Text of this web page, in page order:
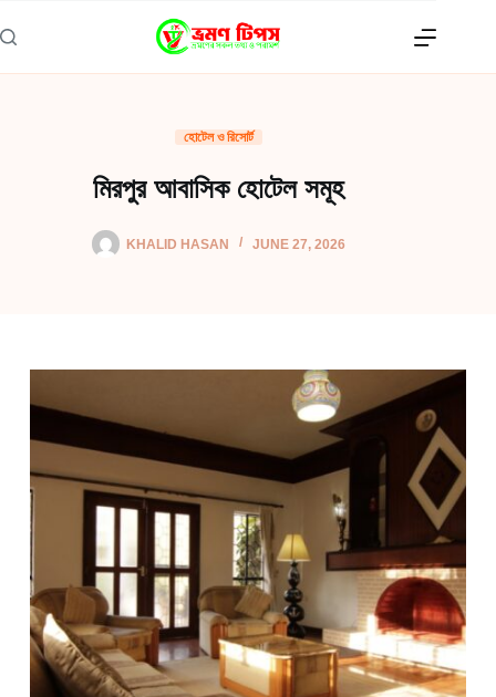
to
content
হোটেল ও রিসোর্ট
মিরপুর আবাসিক হোটেল সমূহ
KHALID HASAN JUNE 27, 2026